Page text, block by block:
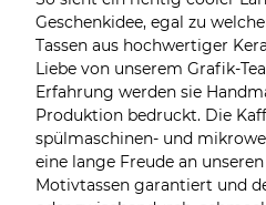
Geschenkidee, egal zu
Tassen aus hochwertiger
Liebe von unserem Grafik-
Erfahrung werden sie
Produktion bedruckt. Die
spülmaschinen- und
eine lange Freude an
Motivtassen garantiert und